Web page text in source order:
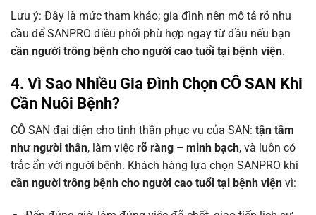
Lưu ý: Đây là mức tham khảo; gia đình nên mô tả rõ nhu
cầu để SANPRO điều phối phù hợp ngay từ đầu nếu bạn
cần người trông bệnh cho người cao tuổi tại bệnh viện.
4. Vì Sao Nhiều Gia Đình Chọn CÔ SAN Khi
Cần Nuôi Bệnh?
CÔ SAN đại diện cho tinh thần phục vụ của SAN: tận tâm
như người thân, làm việc rõ ràng – minh bạch, và luôn có
trắc ẩn với người bệnh. Khách hàng lựa chọn SANPRO khi
cần người trông bệnh cho người cao tuổi tại bệnh viện vì: